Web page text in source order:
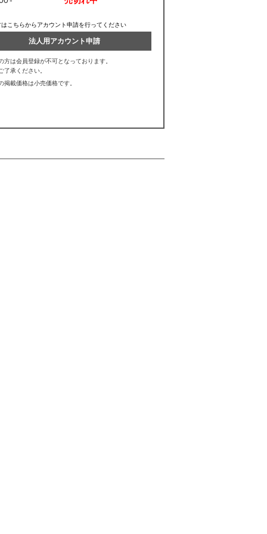
こちらからアカウント申請を行ってください
法人用アカウント申請
方は会員登録が不可となっております。
了承ください。
掲載価格は小売価格です。